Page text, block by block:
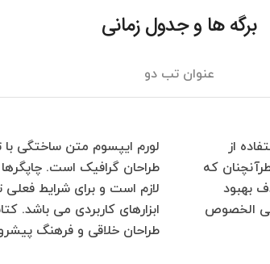
برگه ها و جدول زمانی
عنوان تب دو
از
که
بهبود
الخصوص
لورم ایپسوم متن ساختگی با
طراحان گرافیک است.
لازم است و برای شرایط فعلی
ابزارهای کاربردی می
طراحان خلاقی و فرهنگ